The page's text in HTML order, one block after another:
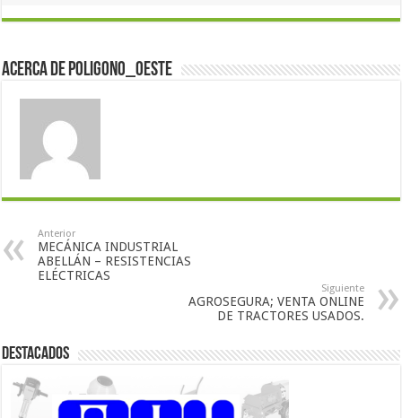
Acerca de poligono_oeste
Anterior
MECÁNICA INDUSTRIAL
ABELLÁN – RESISTENCIAS
ELÉCTRICAS
Siguiente
AGROSEGURA; VENTA ONLINE
DE TRACTORES USADOS.
Destacados